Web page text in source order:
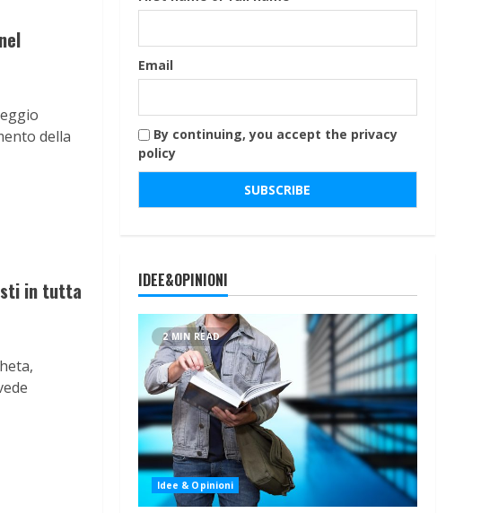
della
in tutta
Email
By continuing, you accept the privacy
policy
IDEE&OPINIONI
2 MIN READ
Idee & Opinioni